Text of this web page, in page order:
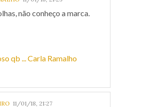
não conheço a marca.
qb ... Carla Ramalho
11/01/18, 21:27